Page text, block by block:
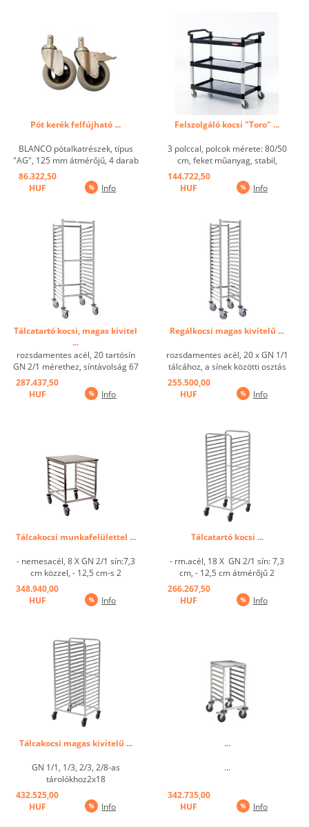
...
Pót kerék felfújható ...
BLANCO pótalkatrészek, típus
"AG", 125 mm átmérőjű, 4 darab
86.322,50
HUF
Info
Felszolgáló kocsi "Toro" ...
3 polccal, polcok mérete: 80/50
cm, feket műanyag, stabil,
csendes, könnyen kezelhető,
lekerekített oldalsó fogantyúk,
összterhelés: 150 kg, kerekek Ø
144.722,50
HUF
Info
Tálcatartó kocsi, magas kivitel
...
rozsdamentes acél, 20 tartósín
GN 2/1 mérethez, síntávolság 67
287.437,50
HUF
Info
Regálkocsi magas kivítelű ...
rozsdamentes acél, 20 x GN 1/1
tálcához, a sínek közötti osztás
67 mm. ...
255.500,00
HUF
Info
Tálcakocsi munkafelülettel ...
- nemesacél, 8 X GN 2/1 sín:7,3
cm közzel, - 12,5 cm-s 2
fékezhető, 2 bolygókerékkel ...
348.940,00
HUF
Info
Tálcatartó kocsi ...
- rm.acél, 18 X GN 2/1 sín: 7,3
cm, - 12,5 cm átmérőjű 2
fékezhető, 2 bolygókerékkel +
ütközésgátlóval ...
266.267,50
HUF
Info
Tálcakocsi magas kivitelű ...
GN 1/1, 1/3, 2/3, 2/8-as
tárolókhoz2x18
sínosztássalSínek közötti osztás:
7,3 cm 2 bolygó 2 fékezhető
kerékkel, kerék átmérő: 12,5 cm
432.525,00
HUF
Info
...
...
342.735,00
HUF
Info